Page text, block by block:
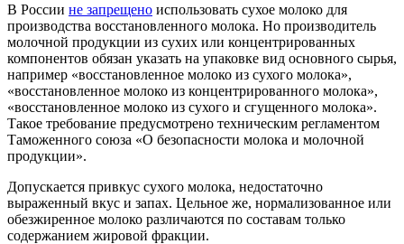
В России не запрещено использовать сухое молоко для
производства восстановленного молока. Но производитель
молочной продукции из сухих или концентрированных
компонентов обязан указать на упаковке вид основного сырья,
например «восстановленное молоко из сухого молока»,
«восстановленное молоко из концентрированного молока»,
«восстановленное молоко из сухого и сгущенного молока».
Такое требование предусмотрено техническим регламентом
Таможенного союза «О безопасности молока и молочной
продукции».
Допускается привкус сухого молока, недостаточно
выраженный вкус и запах. Цельное же, нормализованное или
обезжиренное молоко различаются по составам только
содержанием жировой фракции.